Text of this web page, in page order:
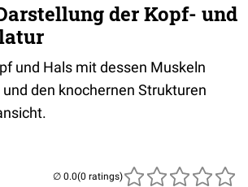
der Kopf- und
und Hals mit dessen Muskeln
den knochernen Strukturen
(0 ratings)